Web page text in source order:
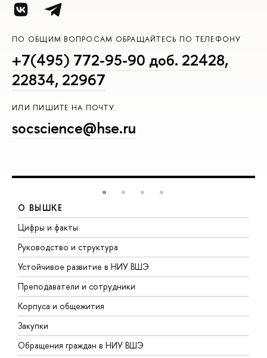
ПО ОБЩИМ ВОПРОСАМ ОБРАЩАЙТЕСЬ ПО ТЕЛЕФОНУ
+7(495) 772-95-90 доб. 22428,
22834, 22967
ИЛИ ПИШИТЕ НА ПОЧТУ
socscience@hse.ru
О ВЫШКЕ
Цифры и факты
Руководство и структура
Устойчивое развитие в НИУ ВШЭ
Преподаватели и сотрудники
Корпуса и общежития
Закупки
Обращения граждан в НИУ ВШЭ